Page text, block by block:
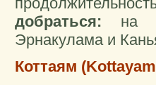
добраться: на
Эрнакулама и
Коттаям